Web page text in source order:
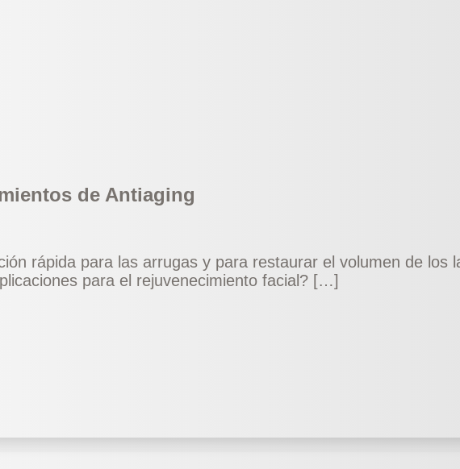
de Antiaging
rápida para las arrugas y para restaurar el volumen de los
para el rejuvenecimiento facial? […]